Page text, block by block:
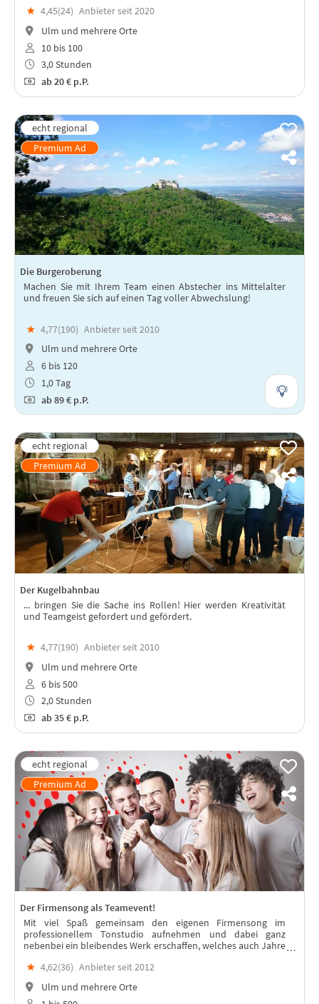
★ 4,45(24) Anbieter seit 2020
Ulm und mehrere Orte
10 bis 100
3,0 Stunden
ab20 € p.P.
Die Burgeroberung
Machen Sie mit Ihrem Team einen Abstecher ins Mittelalter
und freuen Sie sich auf einen Tag voller Abwechslung!
★ 4,77(190) Anbieter seit 2010
Ulm und mehrere Orte
6 bis 120
1,0 Tag
ab89 € p.P.
Der Kugelbahnbau
... bringen Sie die Sache ins Rollen! Hier werden Kreativität
und Teamgeist gefordert und gefördert.
★ 4,77(190) Anbieter seit 2010
Ulm und mehrere Orte
6 bis 500
2,0 Stunden
ab35 € p.P.
Der Firmensong als Teamevent!
Mit viel Spaß gemeinsam den eigenen Firmensong im
professionellem Tonstudio aufnehmen und dabei ganz
nebenbei ein bleibendes Werk erschaffen, welches auch Jahre
★ 4,62(36) Anbieter seit 2012
Ulm und mehrere Orte